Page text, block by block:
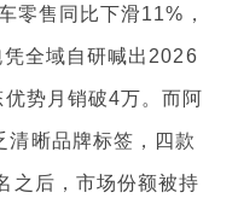
零售同比下滑11%，
凭全域自研喊出2026
势月销破4万。而阿
清晰品牌标签，四款
之后，市场份额被持